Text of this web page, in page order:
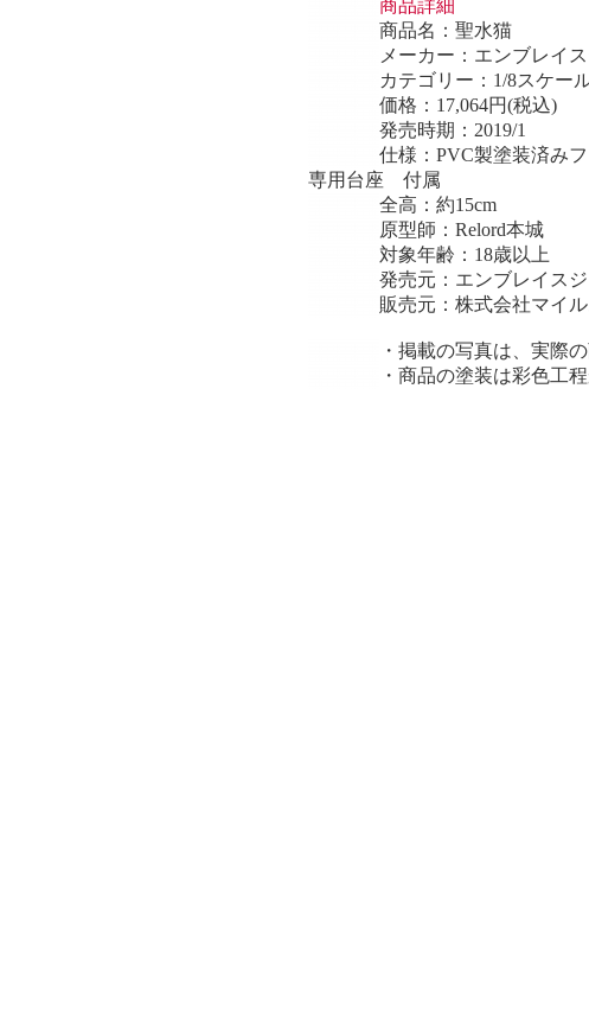
商
商品名： 聖水猫
メーカー：エンブレイ
カテゴリー：1/8スケー
価格： 17,064円(税込)
発売時期： 2019/1
仕様： PVC製塗装済み
専用台座 付属
全高： 約15cm
原型師： Relord本城
対象年齢：18歳以上
発売元：エンブレイス
販売元：株式会社マイ
・掲載の写真は、実際
・商品の塗装は彩色工